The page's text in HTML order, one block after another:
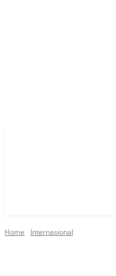
Home Internasional